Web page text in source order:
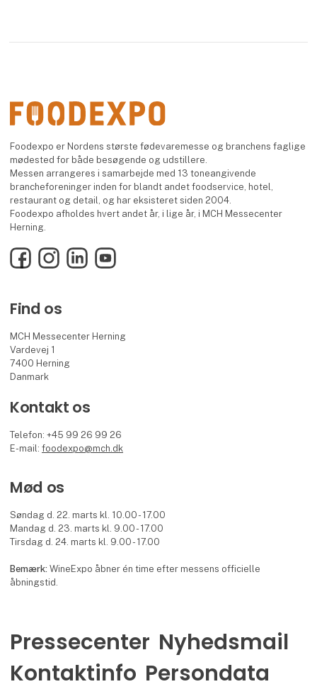
Foodexpo er Nordens største fødevaremesse og branchens faglige
mødested for både besøgende og udstillere.
Messen arrangeres i samarbejde med 13 toneangivende
brancheforeninger inden for blandt andet foodservice, hotel,
restaurant og detail, og har eksisteret siden 2004.
Foodexpo afholdes hvert andet år, i lige år, i MCH Messecenter
Herning.
FacebookInstagramLinkedInYouTube
Find os
MCH Messecenter Herning
Vardevej 1
7400 Herning
Danmark
Kontakt os
Telefon: +45 99 26 99 26
E-mail:foodexpo@mch.dk
Mød os
Søndag d. 22. marts kl. 10.00 - 17.00
Mandag d. 23. marts kl. 9.00 - 17.00
Tirsdag d. 24. marts kl. 9.00 - 17.00
Bemærk:WineExpo åbner én time efter messens officielle
åbningstid.
Pressecenter Nyhedsmail
Kontaktinfo Persondata